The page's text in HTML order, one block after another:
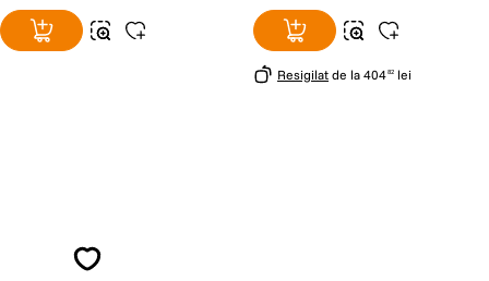
Resigilat de la 40482 lei